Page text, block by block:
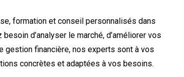
formation et conseil personnalisés dans
d’analyser le marché, d’améliorer vos
gestion financière, nos experts sont à vos
concrètes et adaptées à vos besoins.